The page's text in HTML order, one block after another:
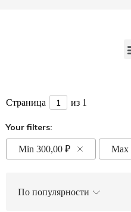
Страница из 1
Your filters:
Min 300,00 ₽ Max
По популярности